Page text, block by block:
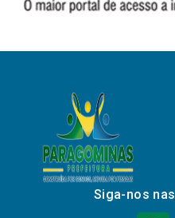
Siga-nos